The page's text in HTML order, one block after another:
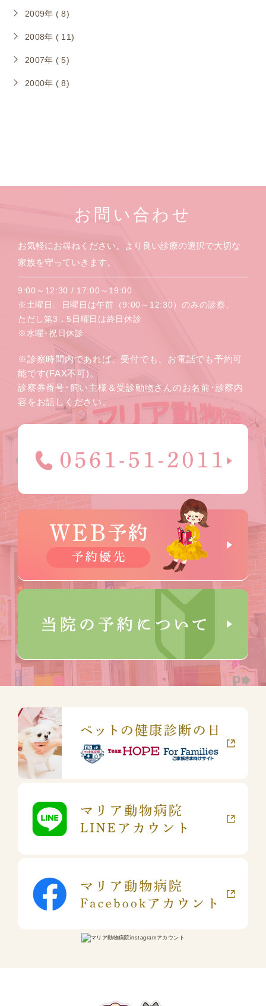
2009年 ( 8)
2008年 ( 11)
2007年 ( 5)
2000年 ( 8)
お問い合わせ
お気軽にお尋ねください。より良い診療の選択で大切な
家族を守っていきます。
9:00～12:30 / 17:00～19:00
※土曜日、日曜日は午前（9:00～12:30）のみの診察、
ただし第3，5日曜日は終日休診
※水曜･祝日休診
※診察時間内であれば、受付でも、お電話でも予約可
能です(FAX不可)。
診察券番号･飼い主様＆受診動物さんのお名前･診察内
容をお話しください。